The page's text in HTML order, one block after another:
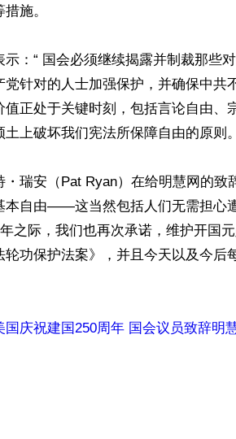
施。
：“ 国会必须继续揭露并制裁那些
党针对的人士加强保护，并确保中共
值正处于关键时刻，包括言论自由、
上破坏我们宪法所保障自由的原则
瑞安（Pat Ryan）在给明慧网的致
本自由——这当然包括人们无需担心
之际，我们也再次承诺，维护开国
功保护法案》，并且今天以及今后
国庆祝建国250周年 国会议员致辞明